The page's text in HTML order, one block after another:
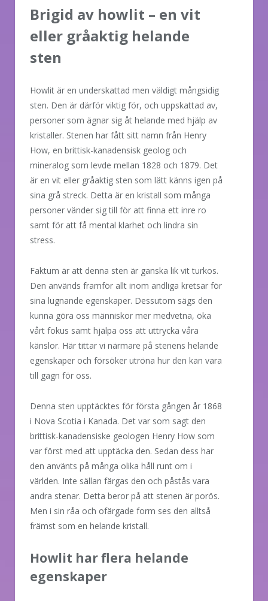
Brigid av howlit – en vit
eller gråaktig helande
sten
Howlit är en underskattad men väldigt mångsidig
sten. Den är därför viktig för, och uppskattad av,
personer som ägnar sig åt helande med hjälp av
kristaller. Stenen har fått sitt namn från Henry
How, en brittisk-kanadensisk geolog och
mineralog som levde mellan 1828 och 1879. Det
är en vit eller gråaktig sten som lätt känns igen på
sina grå streck. Detta är en kristall som många
personer vänder sig till för att finna ett inre ro
samt för att få mental klarhet och lindra sin
stress.
Faktum är att denna sten är ganska lik vit turkos.
Den används framför allt inom andliga kretsar för
sina lugnande egenskaper. Dessutom sägs den
kunna göra oss människor mer medvetna, öka
vårt fokus samt hjälpa oss att uttrycka våra
känslor. Här tittar vi närmare på stenens helande
egenskaper och försöker utröna hur den kan vara
till gagn för oss.
Denna sten upptäcktes för första gången år 1868
i Nova Scotia i Kanada. Det var som sagt den
brittisk-kanadensiske geologen Henry How som
var först med att upptäcka den. Sedan dess har
den använts på många olika håll runt om i
världen. Inte sällan färgas den och påstås vara
andra stenar. Detta beror på att stenen är porös.
Men i sin råa och ofärgade form ses den alltså
främst som en helande kristall.
Howlit har flera helande
egenskaper